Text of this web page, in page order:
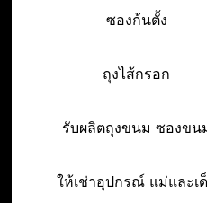
ซองก้นตั้ง
ถุงไส้กรอก
รับผลิตถุงขนม ซองขน
ให้เช่าอุปกรณ์ แม่และเ